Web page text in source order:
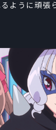
ように頑張